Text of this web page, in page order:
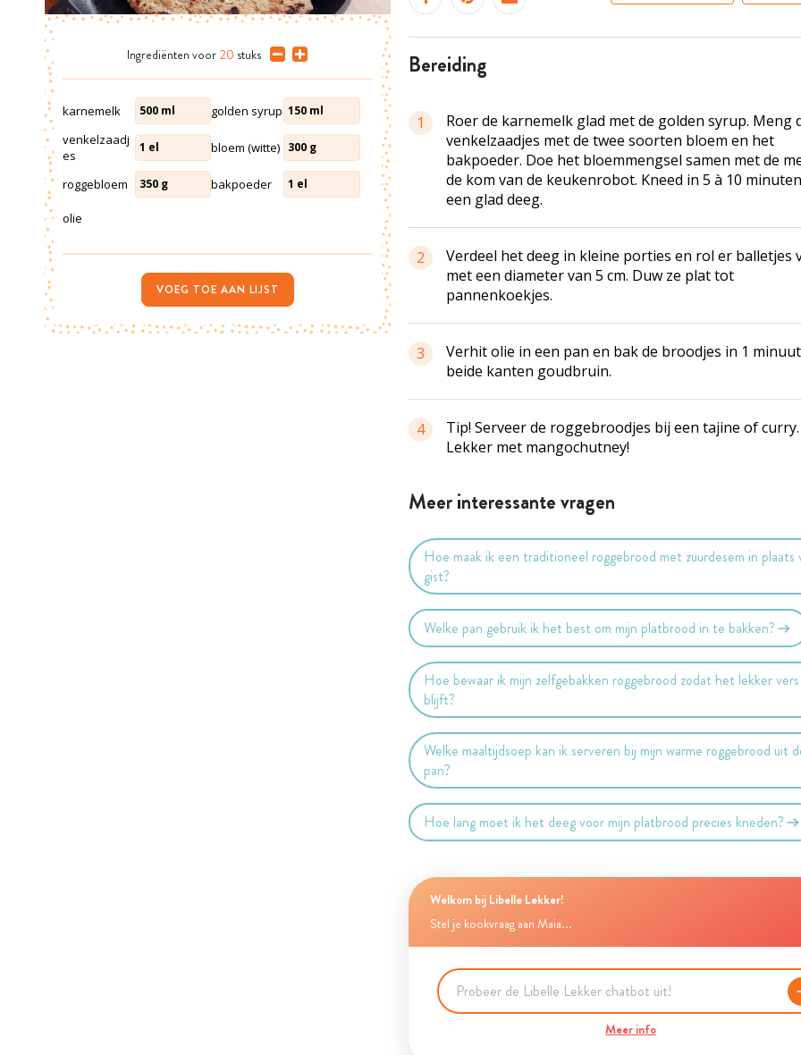
bereiding
1
Roer de karnemelk glad met de golden syrup. Meng
venkelzaadjes met de twee soorten bloem en het
bakpoeder. Doe het bloemmengsel samen met de
de kom van de keukenrobot. Kneed in 5 à 10
een glad deeg.
2
Verdeel het deeg in kleine porties en rol er balletjes
met een diameter van 5 cm. Duw ze plat tot
pannenkoekjes.
3
Verhit olie in een pan en bak de broodjes in 1
beide kanten goudbruin.
4
Tip! Serveer de roggebroodjes bij een tajine of curry.
Lekker met mangochutney!
Meer interessante vragen
Hoe maak ik een traditioneel roggebrood met zuurdesem in plaats
gist?
Welke pan gebruik ik het best om mijn platbrood in te bakken?
Hoe bewaar ik mijn zelfgebakken roggebrood zodat het lekker vers
blijft?
Welke maaltijdsoep kan ik serveren bij mijn warme roggebrood uit
pan?
Hoe lang moet ik het deeg voor mijn platbrood precies kneden?
Welkom bij Libelle Lekker!
Stel je kookvraag aan Maia...
Meer info
Ingrediënten voor 20 stuks
karnemelk 500 ml golden syrup 150 ml
venkelzaadj
es
1 el bloem (witte) 300 g
roggebloem 350 g bakpoeder 1 el
olie
VOEG TOE AAN LIJST